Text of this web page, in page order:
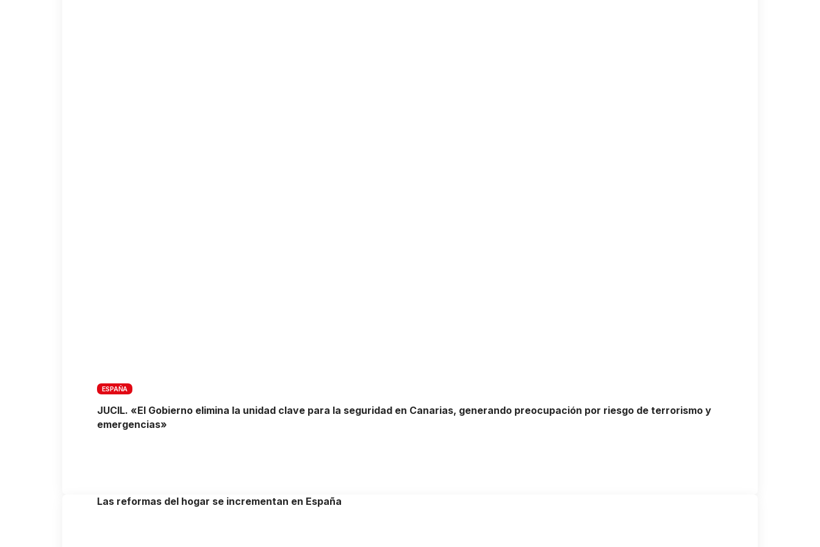
ESPAÑA
JUCIL. «El Gobierno elimina la unidad clave para la seguridad en Canarias, generando preocupación por riesgo de terrorismo y
emergencias»
Las reformas del hogar se incrementan en España